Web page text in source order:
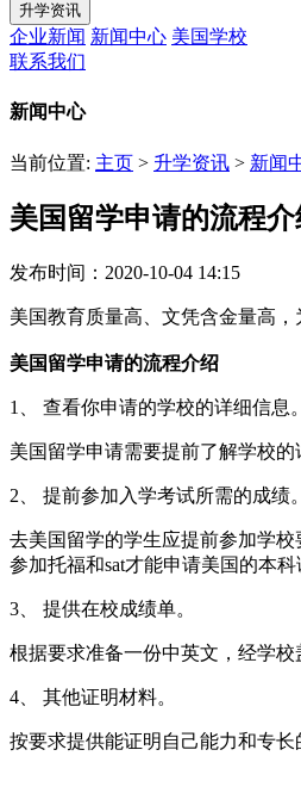
升学资讯
企业新闻 新闻中心 美国学校
联系我们
新闻中心
当前位置: 主页 > 升学资讯 > 新闻
美国留学申请的流程介
发布时间：2020-10-04 14:15
美国教育质量高、文凭含金量高
美国留学申请的流程介绍
1、 查看你申请的学校的详细信息。
美国留学申请需要提前了解学校
2、 提前参加入学考试所需的成绩。
去美国留学的学生应提前参加学
参加托福和sat才能申请美国的本科
3、 提供在校成绩单。
根据要求准备一份中英文，经学校
4、 其他证明材料。
按要求提供能证明自己能力和专长